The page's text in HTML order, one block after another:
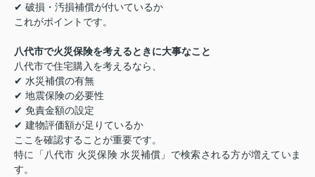
✔ 破損・汚損補償が付いているか
これがポイントです。
八代市で火災保険を考えるときに大事なこと
八代市で住宅購入を考えるなら、
✔ 水災補償の有無
✔ 地震保険の必要性
✔ 免責金額の設定
✔ 建物評価額が足りているか
ここを確認することが重要です。
特に「八代市 火災保険 水災補償」で検索される方が増えていま
す。